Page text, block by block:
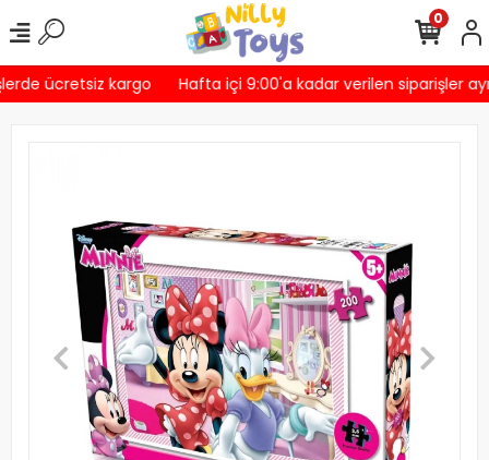
ücretsiz kargo Hafta içi 9:00'a kadar verilen siparişler
0